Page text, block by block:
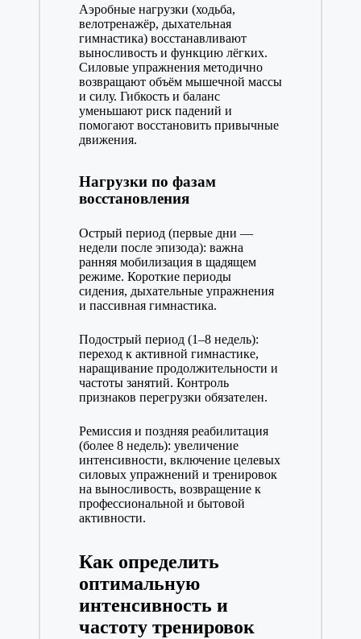
Аэробные нагрузки (ходьба,
велотренажёр, дыхательная
гимнастика) восстанавливают
выносливость и функцию лёгких.
Силовые упражнения методично
возвращают объём мышечной массы
и силу. Гибкость и баланс
уменьшают риск падений и
помогают восстановить привычные
движения.
Нагрузки по фазам
восстановления
Острый период (первые дни —
недели после эпизода): важна
ранняя мобилизация в щадящем
режиме. Короткие периоды
сидения, дыхательные упражнения
и пассивная гимнастика.
Подострый период (1–8 недель):
переход к активной гимнастике,
наращивание продолжительности и
частоты занятий. Контроль
признаков перегрузки обязателен.
Ремиссия и поздняя реабилитация
(более 8 недель): увеличение
интенсивности, включение целевых
силовых упражнений и тренировок
на выносливость, возвращение к
профессиональной и бытовой
активности.
Как определить
оптимальную
интенсивность и
частоту тренировок